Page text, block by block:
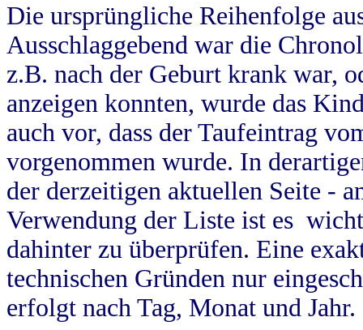
Die ursprüngliche Reihenfolge
Ausschlaggebend war die
z.B. nach der Geburt krank war,
anzeigen konnten, wurde das
auch vor, dass der Taufeintrag
vorgenommen wurde. In
der derzeitigen aktuellen Seite -
Verwendung der Liste ist es
dahinter zu überprüfen. Eine
technischen Gründen nur
erfolgt nach Tag, Monat und Jahr.